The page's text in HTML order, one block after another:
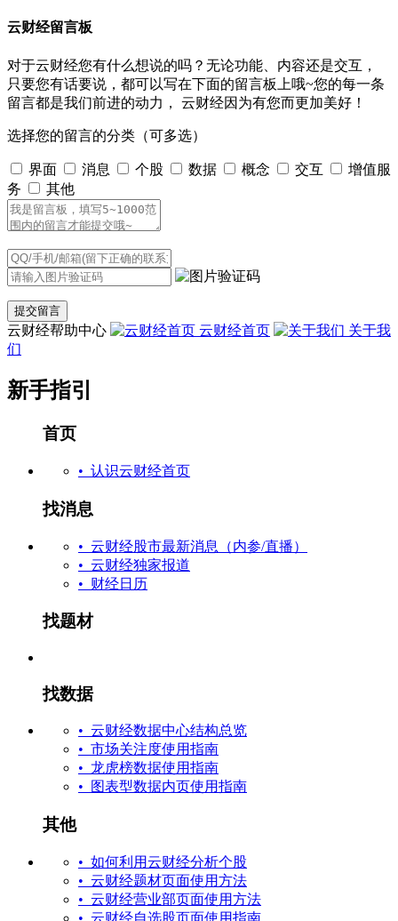
云财经留言板
对于云财经您有什么想说的吗？无论功能、内容还是交互，
只要您有话要说，都可以写在下面的留言板上哦~您的每一条
留言都是我们前进的动力， 云财经因为有您而更加美好！
选择您的留言的分类（可多选）
界面 消息 个股 数据 概念 交互
增值服
务
其他
云财经帮助中心 云财经首页
关于我
们
新手指引
首页
• 认识云财经首页
找消息
• 云财经股市最新消息（内参/直播）
• 云财经独家报道
• 财经日历
找题材
找数据
• 云财经数据中心结构总览
• 市场关注度使用指南
• 龙虎榜数据使用指南
• 图表型数据内页使用指南
其他
• 如何利用云财经分析个股
• 云财经题材页面使用方法
• 云财经营业部页面使用方法
• 云财经自选股页面使用指南